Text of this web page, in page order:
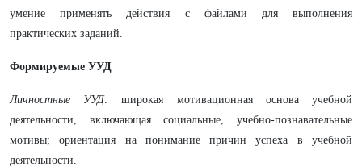
умение применять действия с файлами для выполнения
практических заданий.
Формируемые УУД
Личностные УУД:широкая мотивационная основа учебной
деятельности, включающая социальные, учебно-познавательные
мотивы;
ориентация на понимание причин успеха в учебной
деятельности.